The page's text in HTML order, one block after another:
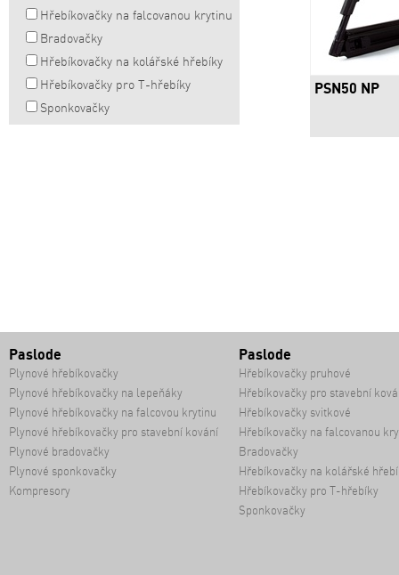
Hřebíkovačky na falcovanou krytinu
Bradovačky
Hřebíkovačky na kolářské hřebíky
Hřebíkovačky pro T-hřebíky
Sponkovačky
PSN50 NP
Paslode
Plynové hřebíkovačky
Plynové hřebíkovačky na lepeňáky
Plynové hřebíkovačky na falcovou krytinu
Plynové hřebíkovačky pro stavební kování
Plynové bradovačky
Plynové sponkovačky
Kompresory
Paslode
Hřebíkovačky pruhové
Hřebíkovačky pro stavební
Hřebíkovačky svitkové
Hřebíkovačky na falcovanou
Bradovačky
Hřebíkovačky na kolářské
Hřebíkovačky pro T-hřebíky
Sponkovačky